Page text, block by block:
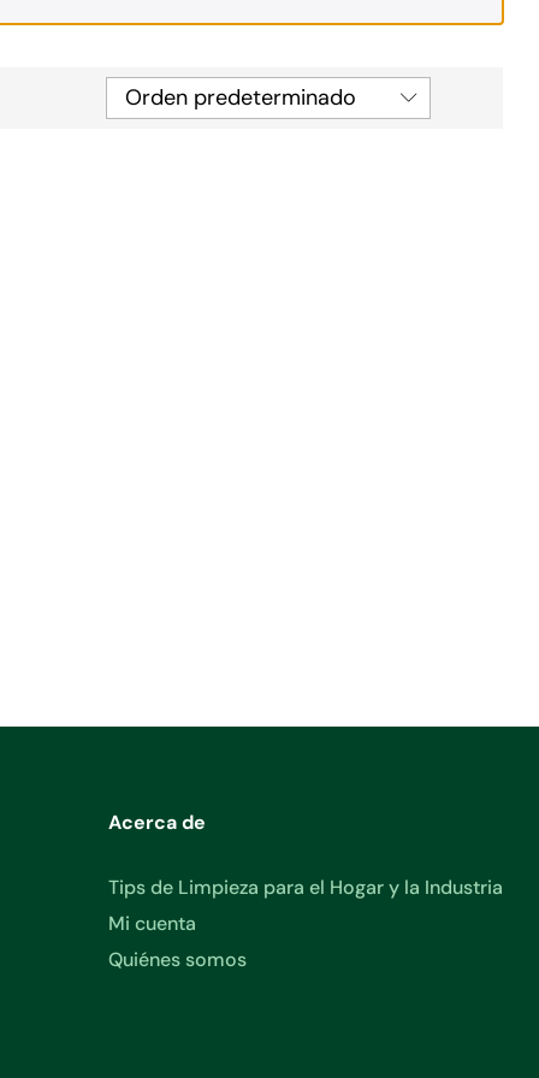
Orden predeterminado
Acerca de
Tips de Limpieza para el Hogar y la Industria
Mi cuenta
Quiénes somos